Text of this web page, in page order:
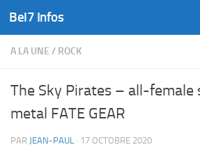
Skip to content
Bel7 Infos
A LA UNE / ROCK
The Sky Pirates – all-female
metal FATE GEAR
PAR JEAN-PAUL · 17 OCTOBRE 2020